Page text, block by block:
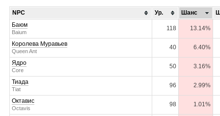
NPC Ур. Шанс
Баюм
Baium
118 13.14%
Королева Муравьев
Queen Ant
40 6.40%
Ядро
Core
50 3.16%
Тиада
Tiat
96 2.99%
Октавис
Octavis
98 1.01%